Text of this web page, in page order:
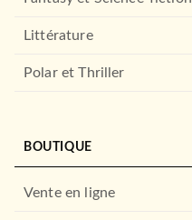
Littérature
Polar et Thriller
BOUTIQUE
Vente en ligne